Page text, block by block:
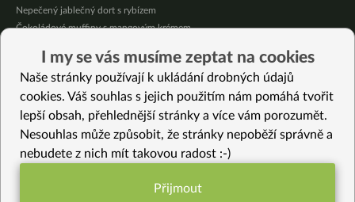
Nepečený jablečný dort s rybízem
Čokoládové muffiny s mangovým krémem
Krémová zeleninová polévka s koprem a vločkami
Celozrnná rýže basmati se zeleninou
Vybrané recepty
Podzimní kaše s pečenou zeleninou
Špalda s dušenou zeleninou
I my se vás musíme zeptat na cookies
Naše stránky používají k ukládání drobných údajů
cookies. Váš souhlas s jejich použitím nám pomáhá tvořit
lepší obsah, přehlednější stránky a více vám porozumět.
Nesouhlas může způsobit, že stránky nepoběží správně a
nebudete z nich mít takovou radost :-)
Přijmout